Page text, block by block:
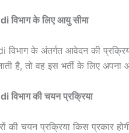
के लिए आयु सीमा
के अंतर्गत आवेदन की प्रक्रिया
है, तो वह इस भर्ती के लिए
की चयन प्रक्रिया
की चयन प्रक्रिया किस